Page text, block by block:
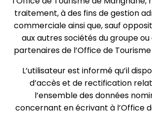
traitement, à des fins de gestion
commerciale ainsi que, sauf
aux autres sociétés du groupe
partenaires de l’Office de
L’utilisateur est informé qu’il
d’accès et de rectification
l’ensemble des données
concernant en écrivant à l’Office